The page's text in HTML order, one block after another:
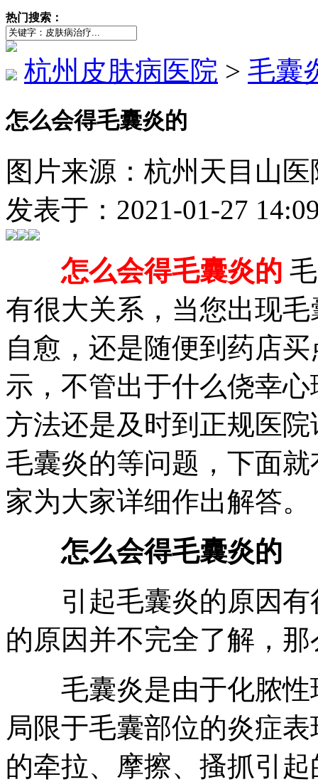
热门搜索：
杭州皮肤病医院 > 毛囊
怎么会得毛囊炎的
图片来源：杭州天目山医
发表于：2021-01-27
怎么会得毛囊炎的
有很大关系，当您出现
自愈，还是随便到药店
示，不管出于什么侥幸
方法还是及时到正规医
毛囊炎的等问题，下面就
家为大家详细作出解答。
怎么会得毛囊炎的
引起毛囊炎的原因有
的原因并不完全了解，
毛囊炎是由于化脓性
局限于毛囊部位的炎症
的牵拉、摩擦、搔抓引